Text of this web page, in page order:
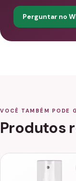
Perguntar no
VOCÊ TAMBÉM PODE
Produtos